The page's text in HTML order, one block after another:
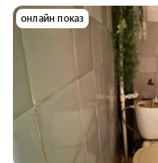
онлайн показ